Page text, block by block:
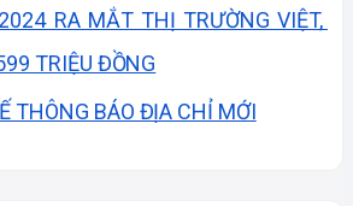
RA MẮT THỊ TRƯỜNG VIỆT,
TRIỆU ĐỒNG
THÔNG BÁO ĐỊA CHỈ MỚI